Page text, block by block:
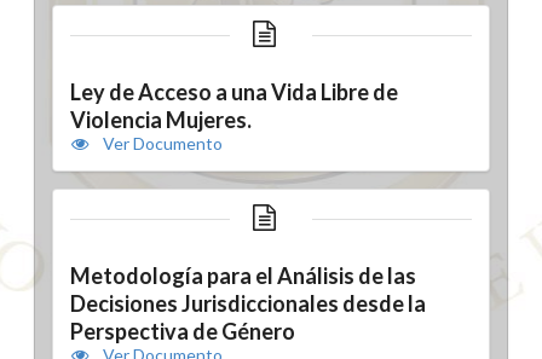
Ley de Acceso a una Vida Libre de
Violencia Mujeres.
Ver Documento
Metodología para el Análisis de las
Decisiones Jurisdiccionales desde la
Perspectiva de Género